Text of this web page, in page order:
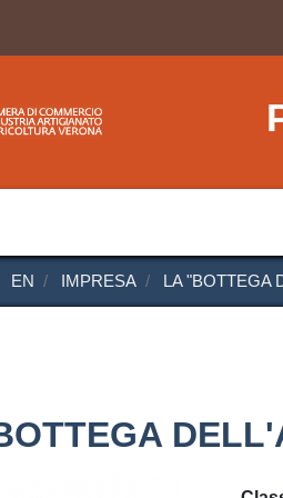
EN IMPRESA LA "BOTTEGA